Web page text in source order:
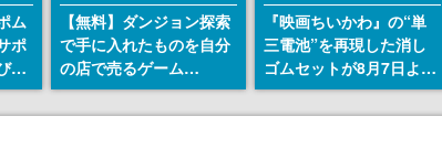
ム
ポ
』
の
ー
【無料】ダンジョン探索
で手に入れたものを自分
の店で売るゲーム
『Moonlighter』が
Steamにて無料配布中！
『映画ちいかわ』の“単
三電池”を再現した消し
ゴムセットが8月7日より
発売決定。公式は「在っ
たものを 消しながら い